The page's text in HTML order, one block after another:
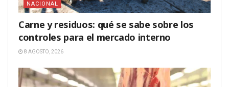
NACIONAL
Carne y residuos: qué se sabe sobre los
controles para el mercado interno
8 AGOSTO, 2026